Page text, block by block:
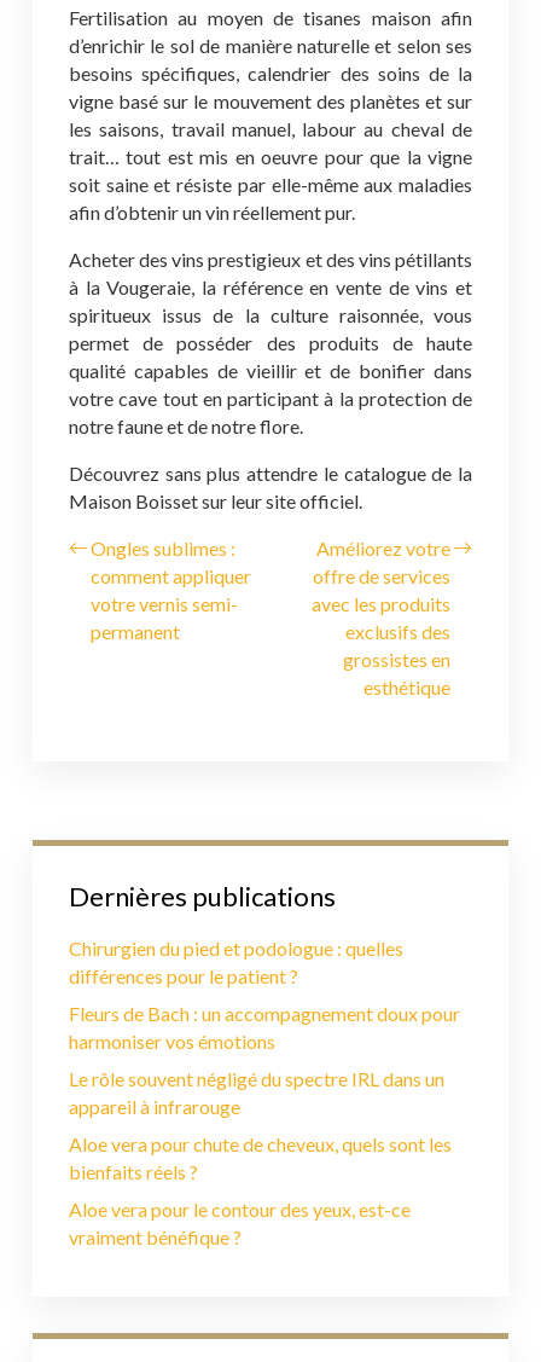
Fertilisation au moyen de tisanes maison afin
d’enrichir le sol de manière naturelle et selon ses
besoins spécifiques, calendrier des soins de la
vigne basé sur le mouvement des planètes et sur
les saisons, travail manuel, labour au cheval de
trait… tout est mis en oeuvre pour que la vigne
soit saine et résiste par elle-même aux maladies
afin d’obtenir un vin réellement pur.
Acheter des vins prestigieux et des vins pétillants
à la Vougeraie, la référence en vente de vins et
spiritueux issus de la culture raisonnée, vous
permet de posséder des produits de haute
qualité capables de vieillir et de bonifier dans
votre cave tout en participant à la protection de
notre faune et de notre flore.
Découvrez sans plus attendre le catalogue de la
Maison Boisset sur leur site officiel.
Ongles sublimes :
comment appliquer
votre vernis semi-
permanent
Améliorez votre
offre de services
avec les produits
exclusifs des
grossistes en
esthétique
Dernières publications
Chirurgien du pied et podologue : quelles
différences pour le patient ?
Fleurs de Bach : un accompagnement doux pour
harmoniser vos émotions
Le rôle souvent négligé du spectre IRL dans un
appareil à infrarouge
Aloe vera pour chute de cheveux, quels sont les
bienfaits réels ?
Aloe vera pour le contour des yeux, est-ce
vraiment bénéfique ?